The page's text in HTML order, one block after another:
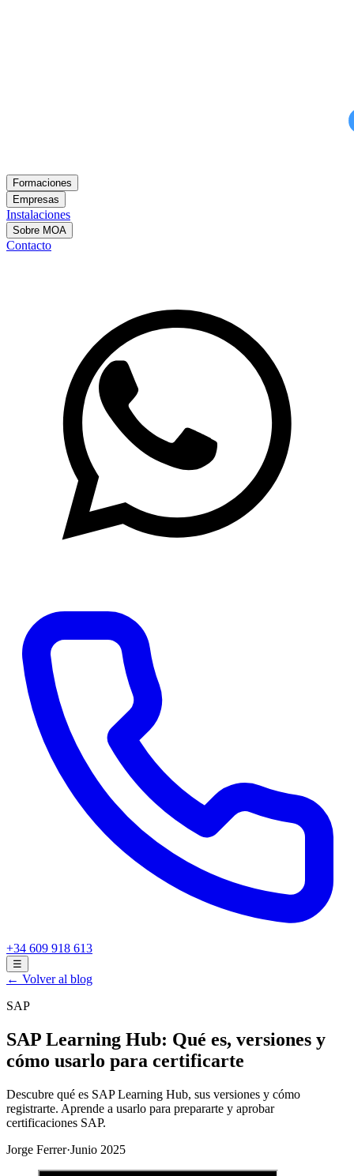
Formaciones
Empresas
Instalaciones
Sobre MOA
Contacto
+34 609 918 613
☰
← Volver al blog
SAP
SAP Learning Hub: Qué es, versiones y
cómo usarlo para certificarte
Descubre qué es SAP Learning Hub, sus versiones y cómo
registrarte. Aprende a usarlo para prepararte y aprobar
certificaciones SAP.
Jorge Ferrer·Junio 2025